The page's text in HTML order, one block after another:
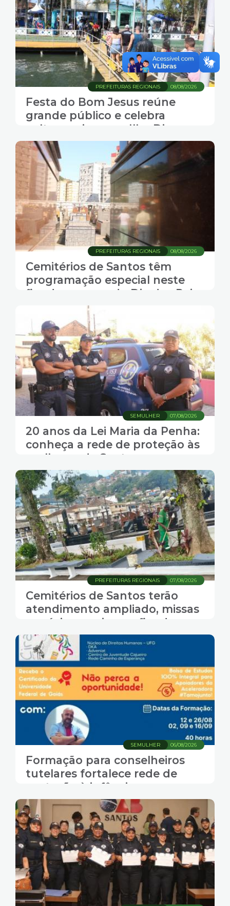
08/08/2026
PREFEITURAS REGIONAIS
Festa do Bom Jesus reúne
grande público e celebra
cultura caiçara na Ilha Diana,
em Santos
08/08/2026
PREFEITURAS REGIONAIS
Cemitérios de Santos têm
programação especial neste
fim de semana do Dia dos Pais
07/08/2026
SEMULHER
20 anos da Lei Maria da Penha:
conheça a rede de proteção às
mulheres de Santos
07/08/2026
PREFEITURAS REGIONAIS
Cemitérios de Santos terão
atendimento ampliado, missas
e música ao vivo no fim de
semana do Dia dos Pais
06/08/2026
SEMULHER
Formação para conselheiros
tutelares fortalece rede de
proteção à infância